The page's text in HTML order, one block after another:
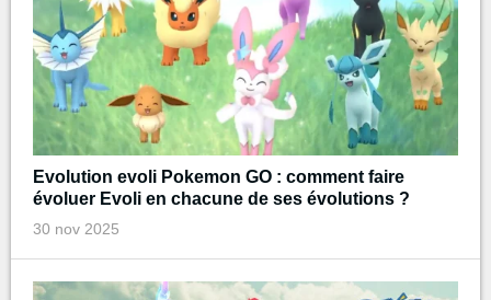
Evolution evoli Pokemon GO : comment faire
évoluer Evoli en chacune de ses évolutions ?
30 nov 2025